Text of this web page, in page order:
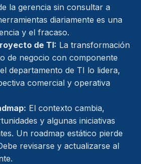
la gerencia sin consultar a
diariamente es una
y el fracaso.
de TI: La transformación
de negocio con componente
departamento de TI lo lidera,
comercial y operativa
El contexto cambia,
y algunas iniciativas
Un roadmap estático pierde
revisarse y actualizarse al